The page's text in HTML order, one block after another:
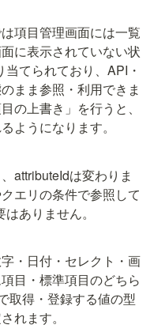
項目管理画面には一覧
に表示されていない状
てられており、API・
まま参照・利用できま
の上書き」を行うと、
ようになります。
attributeIdは変わりま
エリの条件で参照して
ありません。
・日付・セレクト・画
目・標準項目のどちら
取得・登録する値の型
れます。